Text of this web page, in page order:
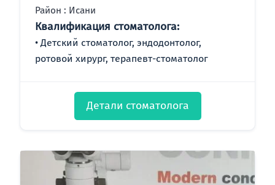
Район : Исани
Квалификация стоматолога:
Детский стоматолог, эндодонтолог,
ротовой хирург, терапевт-стоматолог
Детали стоматолога